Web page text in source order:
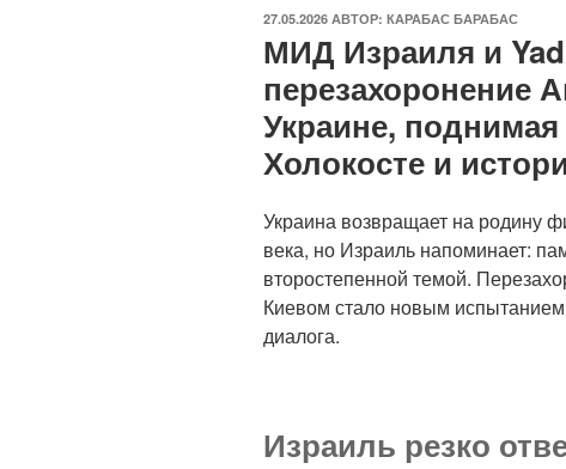
ОПУБЛИКОВАНО
27.05.2026 АВТОР: КАРАБАС БАРАБАС
МИД Израиля и
перезахоронение
Украине,
Холокосте и
Украина возвращает на родину
века, но Израиль напоминает:
второстепенной темой.
Киевом стало новым испытанием
диалога.
Израиль резко